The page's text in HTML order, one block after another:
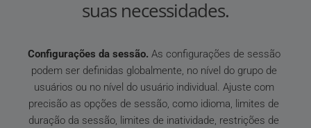
suas necessidades.
Configurações da sessão. As configurações de sessão
podem ser definidas globalmente, no nível do grupo de
usuários ou no nível do usuário individual. Ajuste com
precisão as opções de sessão, como idioma, limites de
duração da sessão, limites de inatividade, restrições de